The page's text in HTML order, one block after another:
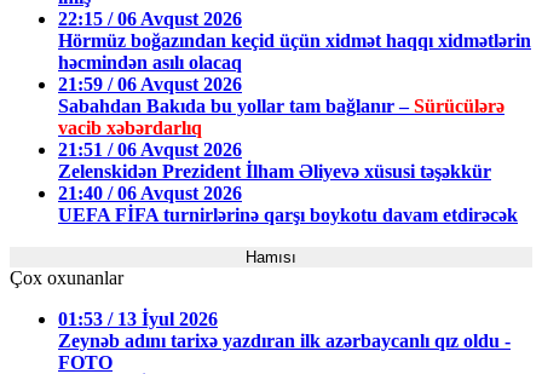
22:15 / 06 Avqust 2026
Hörmüz boğazından keçid üçün xidmət haqqı xidmətlərin
həcmindən asılı olacaq
21:59 / 06 Avqust 2026
Sabahdan Bakıda bu yollar tam bağlanır –Sürücülərə
vacib xəbərdarlıq
21:51 / 06 Avqust 2026
Zelenskidən Prezident İlham Əliyevə xüsusi təşəkkür
21:40 / 06 Avqust 2026
UEFA FİFA turnirlərinə qarşı boykotu davam etdirəcək
Hamısı
Çox oxunanlar
01:53 / 13 İyul 2026
Zeynəb adını tarixə yazdıran ilk azərbaycanlı qız oldu -
FOTO